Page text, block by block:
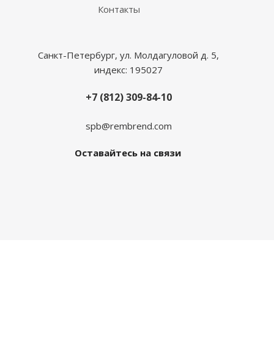
Контакты
Санкт-Петербург, ул. Молдагуловой д. 5,
индекс: 195027
+7 (812) 309-84-10
spb@rembrend.com
Оставайтесь на связи